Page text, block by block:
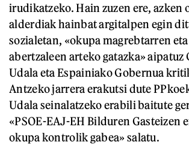
irudikatzeko. Hain zuzen ere, azken
alderdiak hainbat argitalpen egin
sozialetan, «okupa magrebtarren
abertzaleen arteko gatazka» aipatuz
Udala eta Espainiako Gobernua
Antzeko jarrera erakutsi dute
Udala seinalatzeko erabili baitute
«PSOE-EAJ-EH Bilduren Gasteizen
okupa kontrolik gabea» salatu.